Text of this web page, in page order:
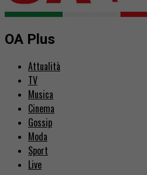
OA Plus
Attualità
TV
Musica
Cinema
Gossip
Moda
Sport
Live